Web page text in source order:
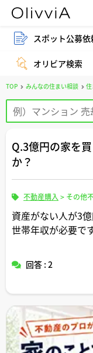
スポット公募依
オリビア検索
TOP みんなの住まい相談
Q.3億円の家を
か？
不動産購入 > その他
資産がない人が3
世帯年収が必要で
回答 : 2